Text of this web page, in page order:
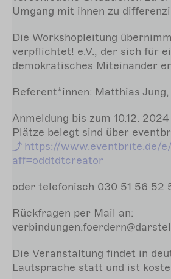
Umgang mit ihnen zu
Die Workshopleitung
verpflichtet! e.V., der sich für
demokratisches Miteinander
Referent*innen: Matthias Jung,
Anmeldung bis zum 10.12.
Plätze belegt sind über
https://www.eventbrite.de/
aff=oddtdtcreator
oder telefonisch 030 51 56 52
Rückfragen per Mail an:
Die Veranstaltung findet in
Lautsprache statt und ist